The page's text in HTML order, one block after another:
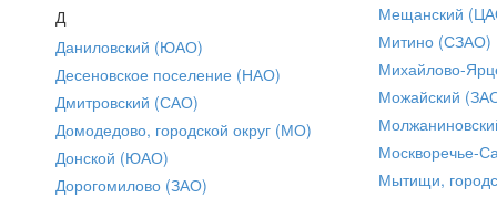
Д
Даниловский (ЮАО)
Десеновское поселение (НАО)
Дмитровский (САО)
Домодедово, городской округ (МО)
Донской (ЮАО)
Дорогомилово (ЗАО)
Мещанский
Митино (СЗАО)
Михайлово-
Можайский
Москворечье-
Мытищи,